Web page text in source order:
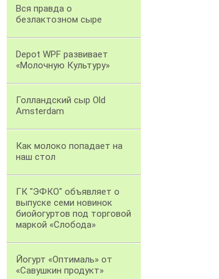
Вся правда о
безлактозном сыре
Depot WPF развивает
«Молочную Культуру»
Голландский сыр Old
Amsterdam
Как молоко попадает на
наш стол
ГК "ЭФКО" объявляет о
выпуске семи новинок
биойогуртов под торговой
маркой «Слобода»
Йогурт «Оптималь» от
«Савушкин продукт»